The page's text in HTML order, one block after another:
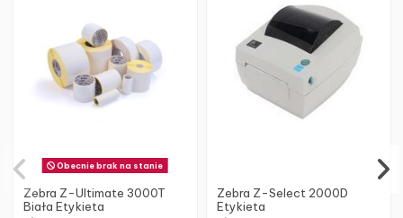
Obecnie brak na stanie
Zebra Z-Ultimate 3000T
Biała Etykieta
Zebra Z-Select 2000D
Etykieta